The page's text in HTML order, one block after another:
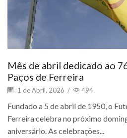
Mês de abril dedicado ao
Paços de Ferreira
1 de Abril, 2026 / 494
Fundado a 5 de abril de 1950, o
Ferreira celebra no próximo
aniversário. As celebrações...